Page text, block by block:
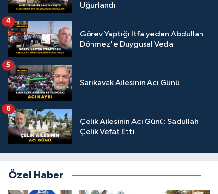
Uğurlandı
Görev Yaptığı İtfaiyeden Abdullah
Dönmez'e Duygusal Veda
4
Sarıkavak Ailesinin Acı Günü
5
Çelik Ailesinin Acı Günü: Sadullah
Çelik Vefat Etti
6
Özel Haber